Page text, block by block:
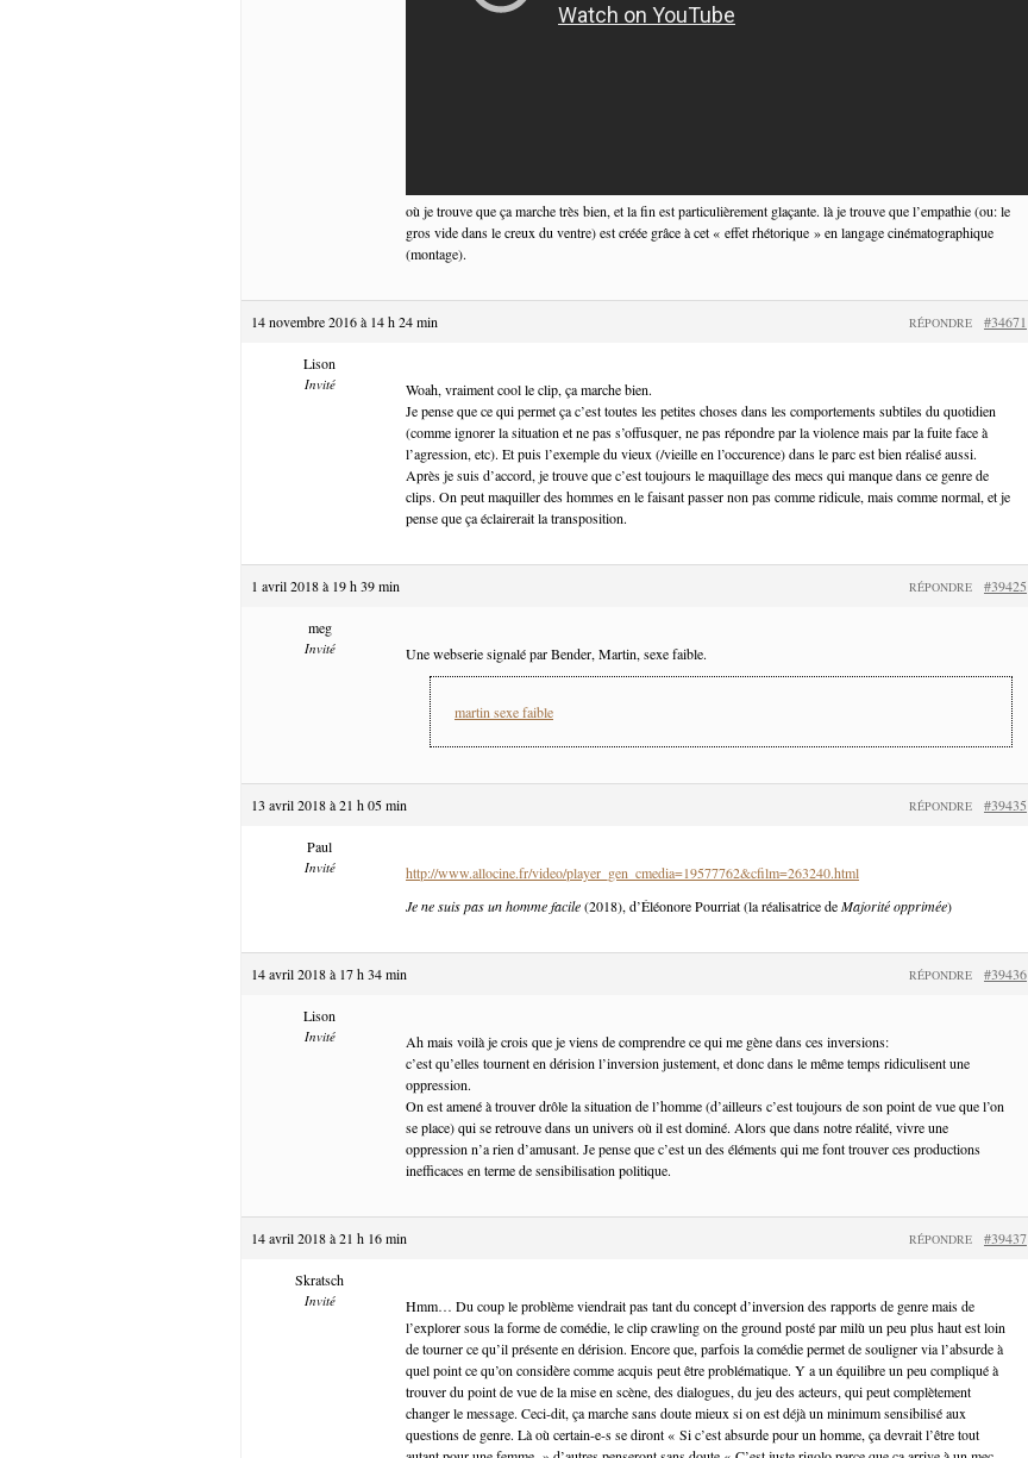
où je trouve que ça marche très bien, et la fin est particulièrement glaçante. là je trouve que l’empathie (ou: le
gros vide dans le creux du ventre) est créée grâce à cet « effet rhétorique » en langage cinématographique
(montage).
14 novembre 2016 à 14 h 24 min #34671
RÉPONDRE
Lison
Invité
Woah, vraiment cool le clip, ça marche bien.
Je pense que ce qui permet ça c’est toutes les petites choses dans les comportements subtiles du quotidien
(comme ignorer la situation et ne pas s’offusquer, ne pas répondre par la violence mais par la fuite face à
l’agression, etc). Et puis l’exemple du vieux (/vieille en l’occurence) dans le parc est bien réalisé aussi.
Après je suis d’accord, je trouve que c’est toujours le maquillage des mecs qui manque dans ce genre de
clips. On peut maquiller des hommes en le faisant passer non pas comme ridicule, mais comme normal, et je
pense que ça éclairerait la transposition.
1 avril 2018 à 19 h 39 min #39425
RÉPONDRE
meg
Invité Une webserie signalé par Bender, Martin, sexe faible.
martin sexe faible
13 avril 2018 à 21 h 05 min #39435
RÉPONDRE
Paul
Invité
http://www.allocine.fr/video/player_gen_cmedia=19577762&cfilm=263240.html
Je ne suis pas un homme facile(2018), d’Éléonore Pourriat (la réalisatrice deMajorité opprimée)
14 avril 2018 à 17 h 34 min #39436
RÉPONDRE
Lison
Invité
Ah mais voilà je crois que je viens de comprendre ce qui me gène dans ces inversions:
c’est qu’elles tournent en dérision l’inversion justement, et donc dans le même temps ridiculisent une
oppression.
On est amené à trouver drôle la situation de l’homme (d’ailleurs c’est toujours de son point de vue que l’on
se place) qui se retrouve dans un univers où il est dominé. Alors que dans notre réalité, vivre une
oppression n’a rien d’amusant. Je pense que c’est un des éléments qui me font trouver ces productions
inefficaces en terme de sensibilisation politique.
14 avril 2018 à 21 h 16 min #39437
RÉPONDRE
Skratsch
Invité
Hmm… Du coup le problème viendrait pas tant du concept d’inversion des rapports de genre mais de
l’explorer sous la forme de comédie, le clip crawling on the ground posté par milù un peu plus haut est loin
de tourner ce qu’il présente en dérision. Encore que, parfois la comédie permet de souligner via l’absurde à
quel point ce qu’on considère comme acquis peut être problématique. Y a un équilibre un peu compliqué à
trouver du point de vue de la mise en scène, des dialogues, du jeu des acteurs, qui peut complètement
changer le message. Ceci-dit, ça marche sans doute mieux si on est déjà un minimum sensibilisé aux
questions de genre. Là où certain-e-s se diront « Si c’est absurde pour un homme, ça devrait l’être tout